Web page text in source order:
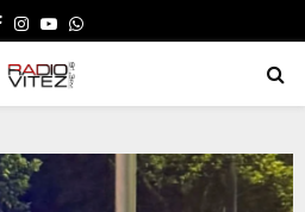
FACEBOOK
INSTAGRAM
YOUTUBE
WHATSAPP